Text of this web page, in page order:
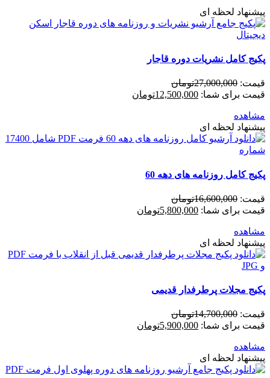
پیشنهاد لحظه ای
پکیج کامل نشریات دوره قاجار
قیمت: 27,000,000تومان
قیمت برای شما: 12,500,000تومان
مشاهده
پیشنهاد لحظه ای
پکیج کامل روزنامه های دهه 60
قیمت: 16,600,000تومان
قیمت برای شما: 5,800,000تومان
مشاهده
پیشنهاد لحظه ای
پکیج مجلات پرطرفدار قدیمی
قیمت: 14,700,000تومان
قیمت برای شما: 5,900,000تومان
مشاهده
پیشنهاد لحظه ای